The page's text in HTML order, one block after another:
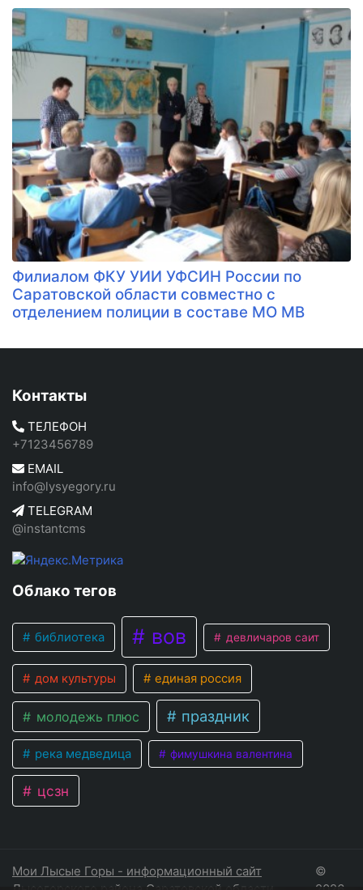
Филиалом ФКУ УИИ УФСИН России по
Саратовской области совместно с
отделением полиции в составе МО МВ
Контакты
ТЕЛЕФОН
+7123456789
EMAIL
info@lysyegory.ru
TELEGRAM
@instantcms
Облако тегов
библиотека вов девличаров саит
дом культуры единая россия
молодежь плюс праздник
река медведица фимушкина валентина
цсзн
Мои Лысые Горы - информационный сайт
©